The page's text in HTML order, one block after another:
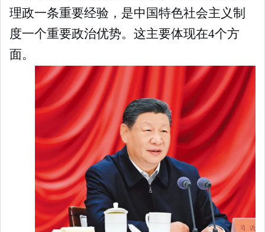
理政一条重要经验，是中国特色社会主义制
度一个重要政治优势。这主要体现在4个方
面。